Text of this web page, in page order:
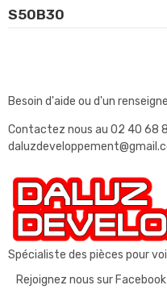
S50B30
Besoin d'aide ou d'un
Contactez nous au 02 40 68
Spécialiste des pièces pour
Rejoignez nous sur Facebook